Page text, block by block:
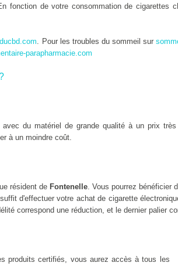
fonction de votre consommation de cigarettes
. Pour les troubles du sommeil sur
parapharmacie.com
du matériel de grande qualité à un prix
à un moindre coût.
résident de Fontenelle. Vous pourrez bénéficier
d'effectuer votre achat de cigarette
correspond une réduction, et le dernier palier
produits certifiés, vous aurez accès à tous les